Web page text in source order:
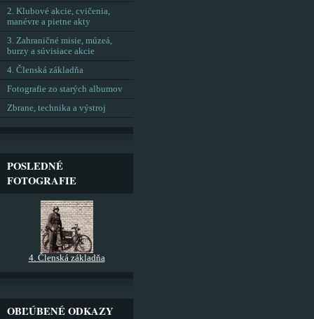
2. Klubové akcie, cvičenia,
manévre a pietne akty
3. Zahraničné misie, múzeá,
burzy a súvisiace akcie
4. Členská základňa
Fotografie zo starých albumov
Zbrane, technika a výstroj
POSLEDNÉ
FOTOGRAFIE
4. Členská základňa
OBĽÚBENÉ ODKAZY